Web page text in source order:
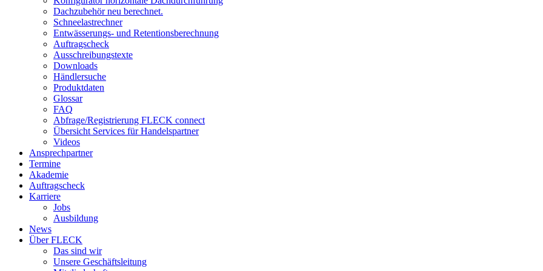
Dachzubehör neu berechnet.
Schneelastrechner
Entwässerungs- und Retentionsberechnung
Auftragscheck
Ausschreibungstexte
Downloads
Händlersuche
Produktdaten
Glossar
FAQ
Abfrage/Registrierung FLECK connect
Übersicht Services für Handelspartner
Videos
Ansprechpartner
Termine
Akademie
Auftragscheck
Karriere
Jobs
Ausbildung
News
Über FLECK
Das sind wir
Unsere Geschäftsleitung